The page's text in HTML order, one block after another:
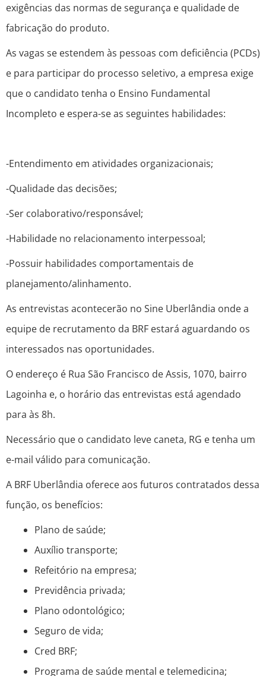
exigências das normas de segurança e qualidade de
fabricação do produto.
As vagas se estendem às pessoas com deficiência (PCDs)
e para participar do processo seletivo, a empresa exige
que o candidato tenha o Ensino Fundamental
Incompleto e espera-se as seguintes habilidades:
-Entendimento em atividades organizacionais;
-Qualidade das decisões;
-Ser colaborativo/responsável;
-Habilidade no relacionamento interpessoal;
-Possuir habilidades comportamentais de
planejamento/alinhamento.
As entrevistas acontecerão no Sine Uberlândia onde a
equipe de recrutamento da BRF estará aguardando os
interessados nas oportunidades.
O endereço é Rua São Francisco de Assis, 1070, bairro
Lagoinha e, o horário das entrevistas está agendado
para às 8h.
Necessário que o candidato leve caneta, RG e tenha um
e-mail válido para comunicação.
A BRF Uberlândia oferece aos futuros contratados dessa
função, os benefícios:
Plano de saúde;
Auxílio transporte;
Refeitório na empresa;
Previdência privada;
Plano odontológico;
Seguro de vida;
Cred BRF;
Programa de saúde mental e telemedicina;